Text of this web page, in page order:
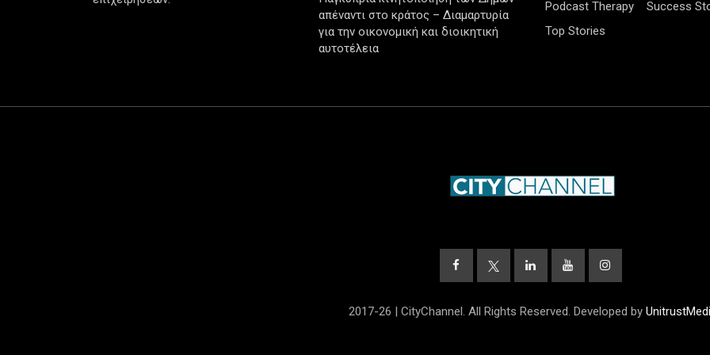
απέναντι στο κράτος – Διαμαρτυρία
για την οικονομική και διοικητική
αυτοτέλεια
Podcast Therapy
Success
Top Stories
2017-26 | CityChannel. All Rights Reserved. Developed by